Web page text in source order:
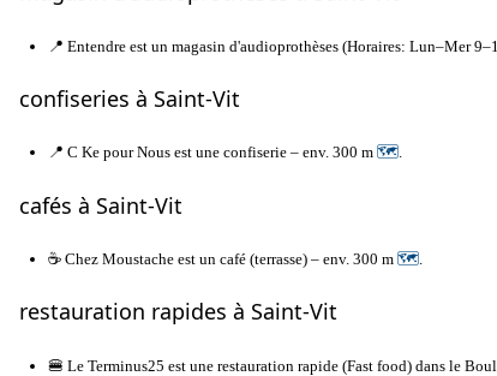
📍 Entendre est un magasin d'audioprothèses (Horaires: Lun–Mer
confiseries à Saint-Vit
📍 C Ke pour Nous est une confiserie – env. 300 m 🗺.
cafés à Saint-Vit
☕ Chez Moustache est un café (terrasse) – env. 300 m 🗺.
restauration rapides à Saint-Vit
🍔 Le Terminus25 est une restauration rapide (Fast food) dans le